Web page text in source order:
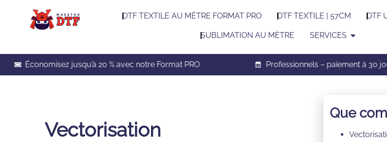
DTF TEXTILE AU MÈTRE FORMAT PRO DTF TEXTILE | 57CM DTF
SUBLIMATION AU MÈTRE SERVICES
Économisez jusqu’à 20 % avec notre Format PRO Professionnels – paiement à 30
Vectorisation
Que